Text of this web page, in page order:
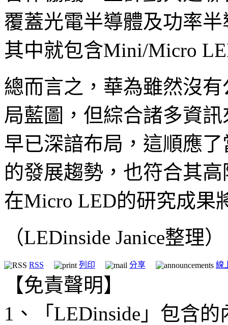
覆蓋光電半導體及功率
其中就包含Mini/Micro
總而言之，華為雖然沒
局藍圖，但綜合諸多資
早已深諳布局，這順應
的發展趨勢，也符合其
在Micro LED的研究成果
（LEDinside Janice整理）
RSS 列印 分享 線
【免責聲明】
1、「LEDinside」包含